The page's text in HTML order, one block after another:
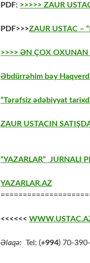
PDF: >>>>> ZAUR
PDF>>>ZAUR USTAC –
>>>> ƏN ÇOX OXUNAN
Əbdürrəhim bəy
“Tərəfsiz ədəbiyyat
ZAUR USTACIN
“YAZARLAR” JURNALI
YAZARLAR.AZ
<<<<<<
Əlaqə: Tel: (+994) 70-